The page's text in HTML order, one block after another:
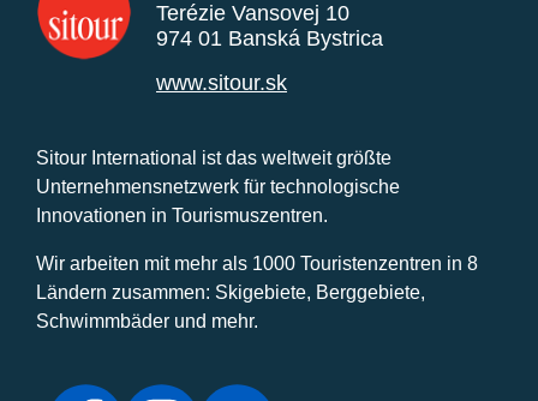
Terézie Vansovej 10
974 01 Banská Bystrica
www.sitour.sk
Sitour International ist das weltweit größte
Unternehmensnetzwerk für technologische
Innovationen in Tourismuszentren.
Wir arbeiten mit mehr als 1000 Touristenzentren in 8
Ländern zusammen: Skigebiete, Berggebiete,
Schwimmbäder und mehr.